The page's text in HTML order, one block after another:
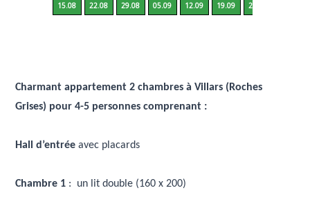
15.08
22.08
29.08
05.09
12.09
19.09
26.09
Charmant appartement 2 chambres à Villars (Roches
Grises) pour 4-5 personnes comprenant :
Hall d’entrée avec placards
Chambre 1 : un lit double (160 x 200)